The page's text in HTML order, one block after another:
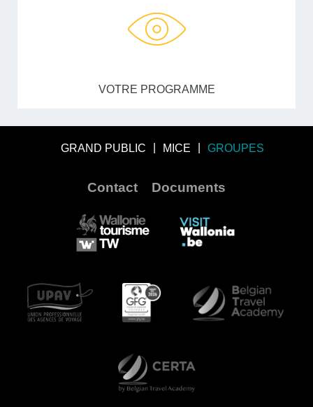
VOTRE PROGRAMME
GRAND PUBLIC MICE GROUPES
Contact Documents